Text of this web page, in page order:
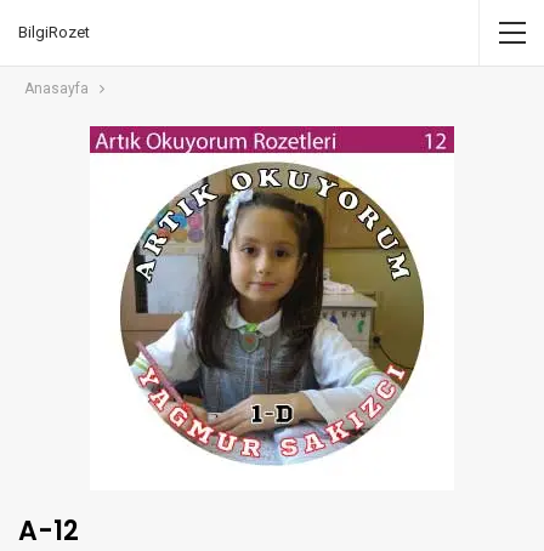
BilgiRozet
Anasayfa
A-12